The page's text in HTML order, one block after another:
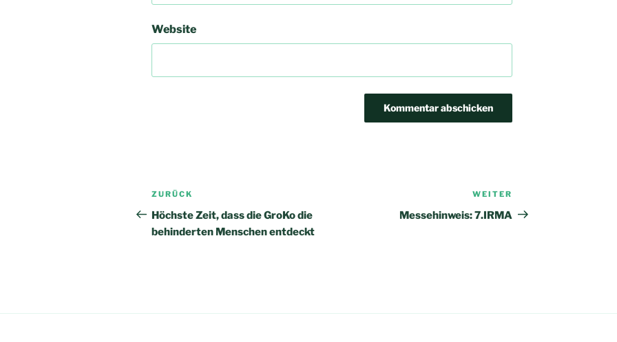
Website
Beitrags-
Navigation
Vorheriger
Beitrag
ZURÜCK
Höchste Zeit, dass die GroKo die
behinderten Menschen entdeckt
Beitrag
WEITER
Messehinweis: 7.IRMA